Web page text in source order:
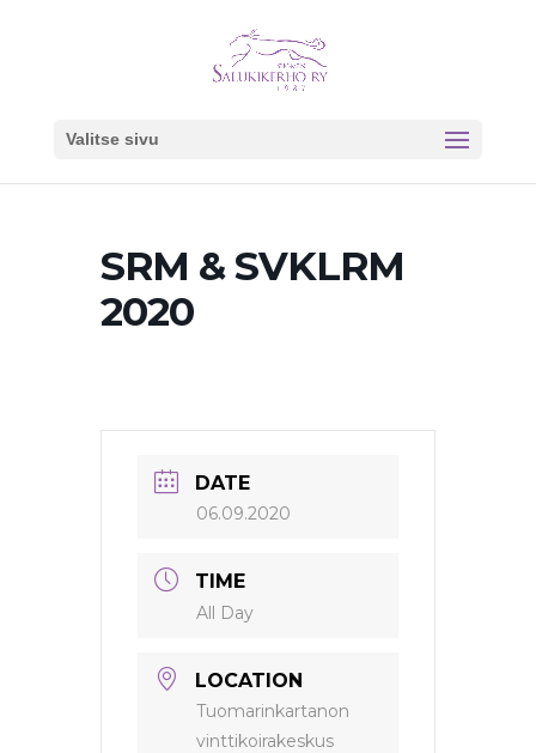
Valitse sivu
SRM & SVKLRM
2020
DATE
06.09.2020
TIME
All Day
LOCATION
Tuomarinkartanon
vinttikoirakeskus